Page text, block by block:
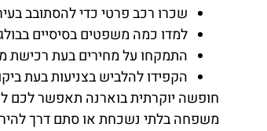
שכרו רכב פרטי כדי להסתובב
למדו כמה משפטים בסיסיים
התמקחו על מחירים בעת רכישת
הקפידו להלביש בצניעות בעת
חופשה יוקרתית בוארנה תאפשר לכם
משפחה בלתי נשכחת או סתם דרך